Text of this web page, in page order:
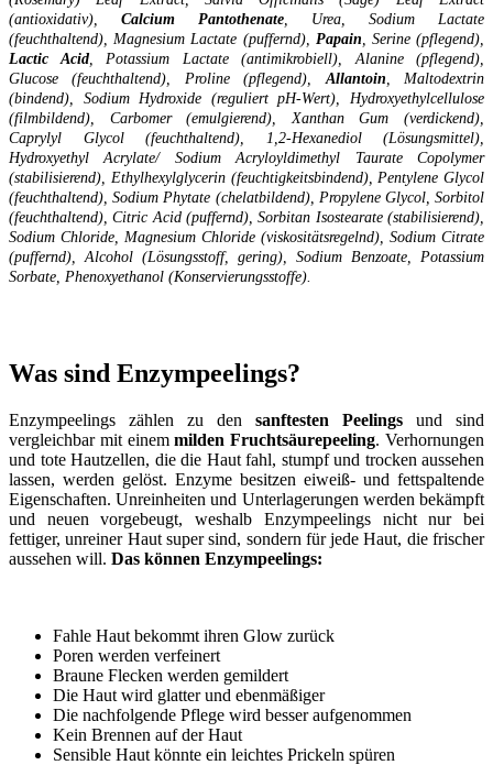
(antioxidativ), Calcium Pantothenate , Urea, Sodium Lactate
(feuchthaltend), Magnesium Lactate (puffernd), Papain , Serine (pflegend),
Lactic Acid, Potassium Lactate (antimikrobiell), Alanine (pflegend),
Glucose (feuchthaltend), Proline (pflegend), Allantoin , Maltodextrin
(bindend), Sodium Hydroxide (reguliert pH-Wert), Hydroxyethylcellulose
(filmbildend), Carbomer (emulgierend), Xanthan Gum (verdickend),
Caprylyl Glycol (feuchthaltend), 1,2-Hexanediol (Lösungsmittel),
Hydroxyethyl Acrylate/ Sodium Acryloyldimethyl Taurate Copolymer
(stabilisierend), Ethylhexylglycerin (feuchtigkeitsbindend), Pentylene Glycol
(feuchthaltend), Sodium Phytate (chelatbildend), Propylene Glycol, Sorbitol
(feuchthaltend), Citric Acid (puffernd), Sorbitan Isostearate (stabilisierend),
Sodium Chloride, Magnesium Chloride (viskositätsregelnd), Sodium Citrate
(puffernd), Alcohol (Lösungsstoff, gering), Sodium Benzoate, Potassium
Sorbate, Phenoxyethanol (Konservierungsstoffe).
Was sind Enzympeelings?
Enzympeelings zählen zu den sanftesten Peelings und sind
vergleichbar mit einemmilden Fruchtsäurepeeling. Verhornungen
und tote Hautzellen, die die Haut fahl, stumpf und trocken aussehen
lassen, werden gelöst. Enzyme besitzen eiweiß- und fettspaltende
Eigenschaften. Unreinheiten und Unterlagerungen werden bekämpft
und neuen vorgebeugt, weshalb Enzympeelings nicht nur bei
fettiger, unreiner Haut super sind, sondern für jede Haut, die frischer
aussehen will. Das können Enzympeelings:
Fahle Haut bekommt ihren Glow zurück
Poren werden verfeinert
Braune Flecken werden gemildert
Die Haut wird glatter und ebenmäßiger
Die nachfolgende Pflege wird besser aufgenommen
Kein Brennen auf der Haut
Sensible Haut könnte ein leichtes Prickeln spüren